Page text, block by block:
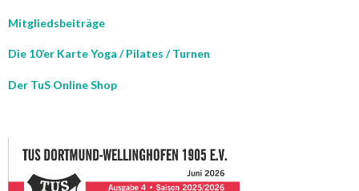
Mitgliedsbeiträge
Die 10’er Karte Yoga / Pilates / Turnen
Der TuS Online Shop